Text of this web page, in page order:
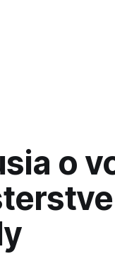
o